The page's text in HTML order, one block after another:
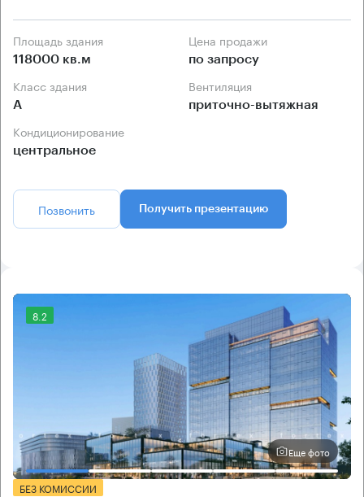
Площадь здания
118000 кв.м
Цена продажи
по запросу
Класс здания
А
Вентиляция
приточно-вытяжная
Кондиционирование
центральное
Позвонить Получить презентацию
8.2
Еще фото
БЕЗ КОМИССИИ